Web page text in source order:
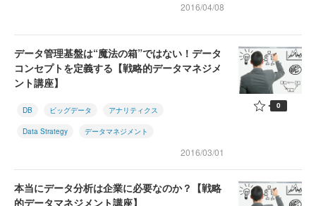
2016/04/08
データ管理基盤は“魔法の箱”ではない！データ
コンセプトを定義する【戦略的データマネジメ
ント講座】
DB ビッグデータ アナリティクス
Data Strategy データマネジメント
2016/03/01
0
本当にデータ分析は企業に必要なのか？【戦略
的データマネジメント講座】